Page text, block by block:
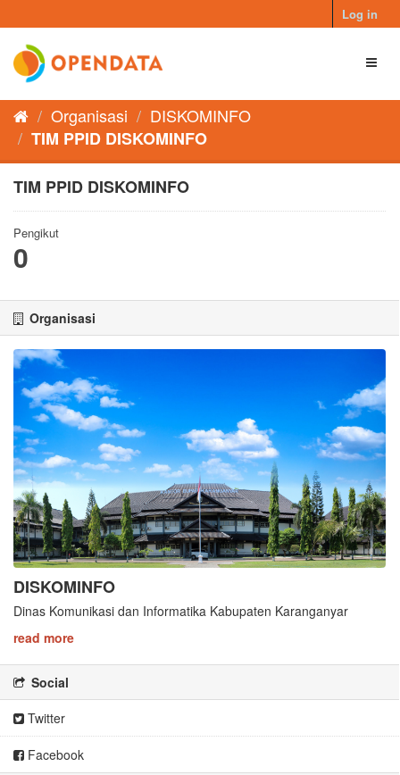
to
content
Log in
Organisasi
DISKOMINFO
TIM PPID DISKOMINFO
TIM PPID DISKOMINFO
Pengikut
0
Organisasi
DISKOMINFO
Dinas Komunikasi dan Informatika Kabupaten Karanganyar
read more
Social
Twitter
Facebook